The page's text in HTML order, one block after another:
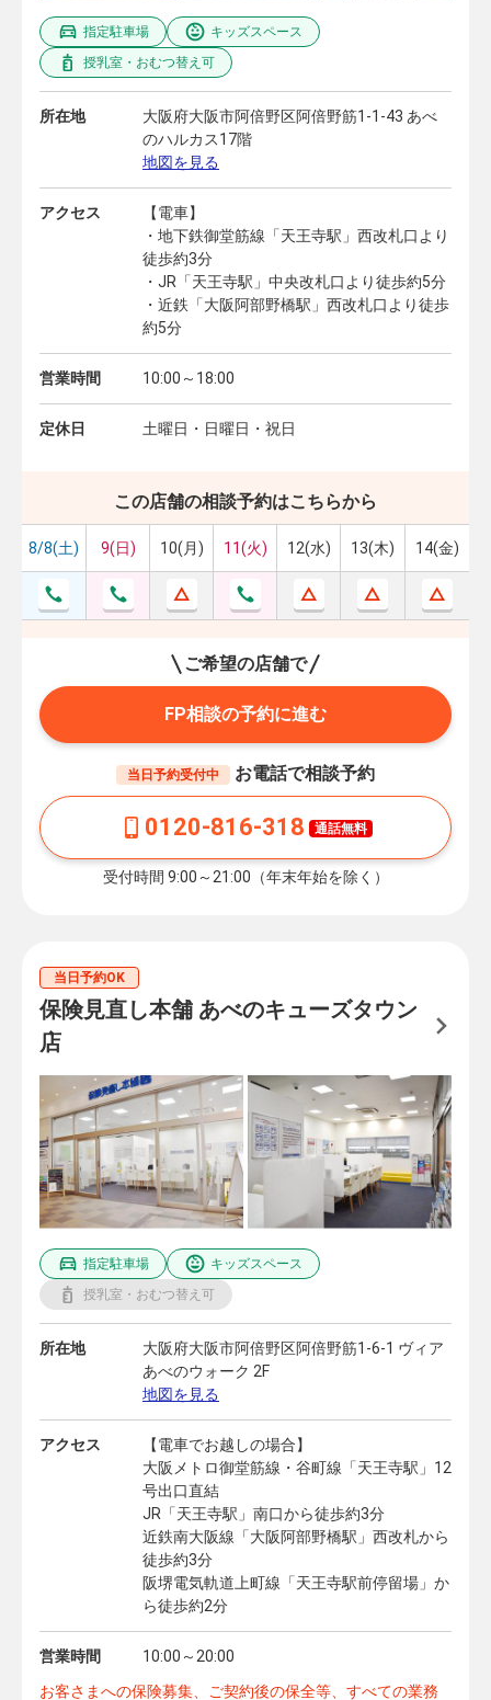
指定駐車場
キッズスペース
授乳室・おむつ替え可
所在地
大阪府大阪市阿倍野区阿倍野筋1-1-43 あべ
のハルカス17階
地図を見る
アクセス
【電車】
・地下鉄御堂筋線「天王寺駅」西改札口より
徒歩約3分
・JR「天王寺駅」中央改札口より徒歩約5分
・近鉄「大阪阿部野橋駅」西改札口より徒歩
約5分
営業時間 10:00～18:00
定休日 土曜日・日曜日・祝日
この店舗の相談予約はこちらから
8/8(土) 9(日) 10(月) 11(火) 12(水) 13(木) 14(金)
ご希望の店舗で
FP相談の予約に進む
当日予約受付中 お電話で相談予約
0120-816-318 通話無料
受付時間 9:00～21:00（年末年始を除く）
当日予約OK
保険見直し本舗 あべのキューズタウン
店
指定駐車場
キッズスペース
授乳室・おむつ替え可
所在地
大阪府大阪市阿倍野区阿倍野筋1-6-1 ヴィア
あべのウォーク 2F
地図を見る
アクセス
【電車でお越しの場合】
大阪メトロ御堂筋線・谷町線「天王寺駅」12
号出口直結
JR「天王寺駅」南口から徒歩約3分
近鉄南大阪線「大阪阿部野橋駅」西改札から
徒歩約3分
阪堺電気軌道上町線「天王寺駅前停留場」か
ら徒歩約2分
営業時間
10:00～20:00
お客さまへの保険募集、ご契約後の保全等、すべての業務